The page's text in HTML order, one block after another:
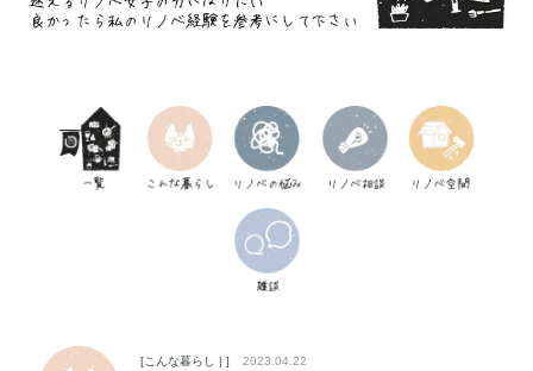
[こんな暮らし | ] 2023.04.22